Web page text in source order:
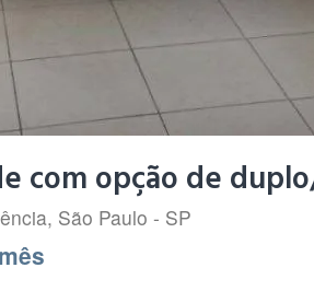
com opção de
São Paulo - SP